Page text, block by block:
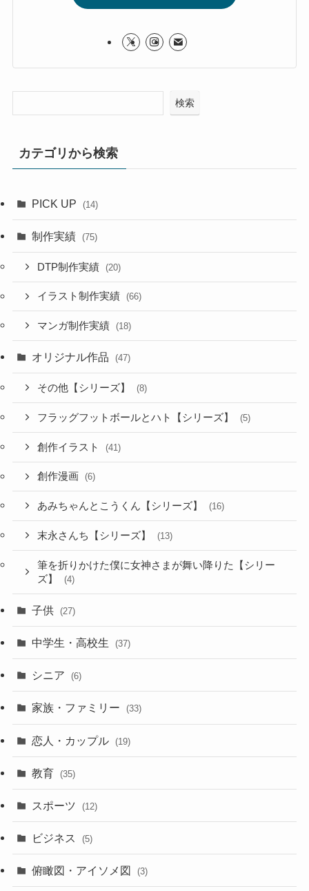
検索
カテゴリから検索
PICK UP (14)
制作実績 (75)
DTP制作実績 (20)
イラスト制作実績 (66)
マンガ制作実績 (18)
オリジナル作品 (47)
その他【シリーズ】 (8)
フラッグフットボールとハト【シリーズ】 (5)
創作イラスト (41)
創作漫画 (6)
あみちゃんとこうくん【シリーズ】 (16)
末永さんち【シリーズ】 (13)
筆を折りかけた僕に女神さまが舞い降りた【シリー
ズ】
(4)
子供 (27)
中学生・高校生 (37)
シニア (6)
家族・ファミリー (33)
恋人・カップル (19)
教育 (35)
スポーツ (12)
ビジネス (5)
俯瞰図・アイソメ図 (3)